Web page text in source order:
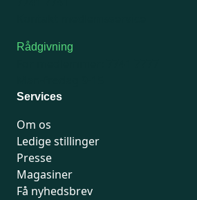
Rådgivning
Services
Om os
Ledige stillinger
Presse
Magasiner
Få nyhedsbrev